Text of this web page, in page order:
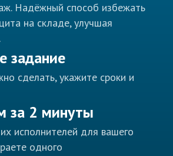
Надёжный способ избежать
на складе, улучшая
задание
сделать, укажите сроки и
за 2 минуты
исполнителей для вашего
одного